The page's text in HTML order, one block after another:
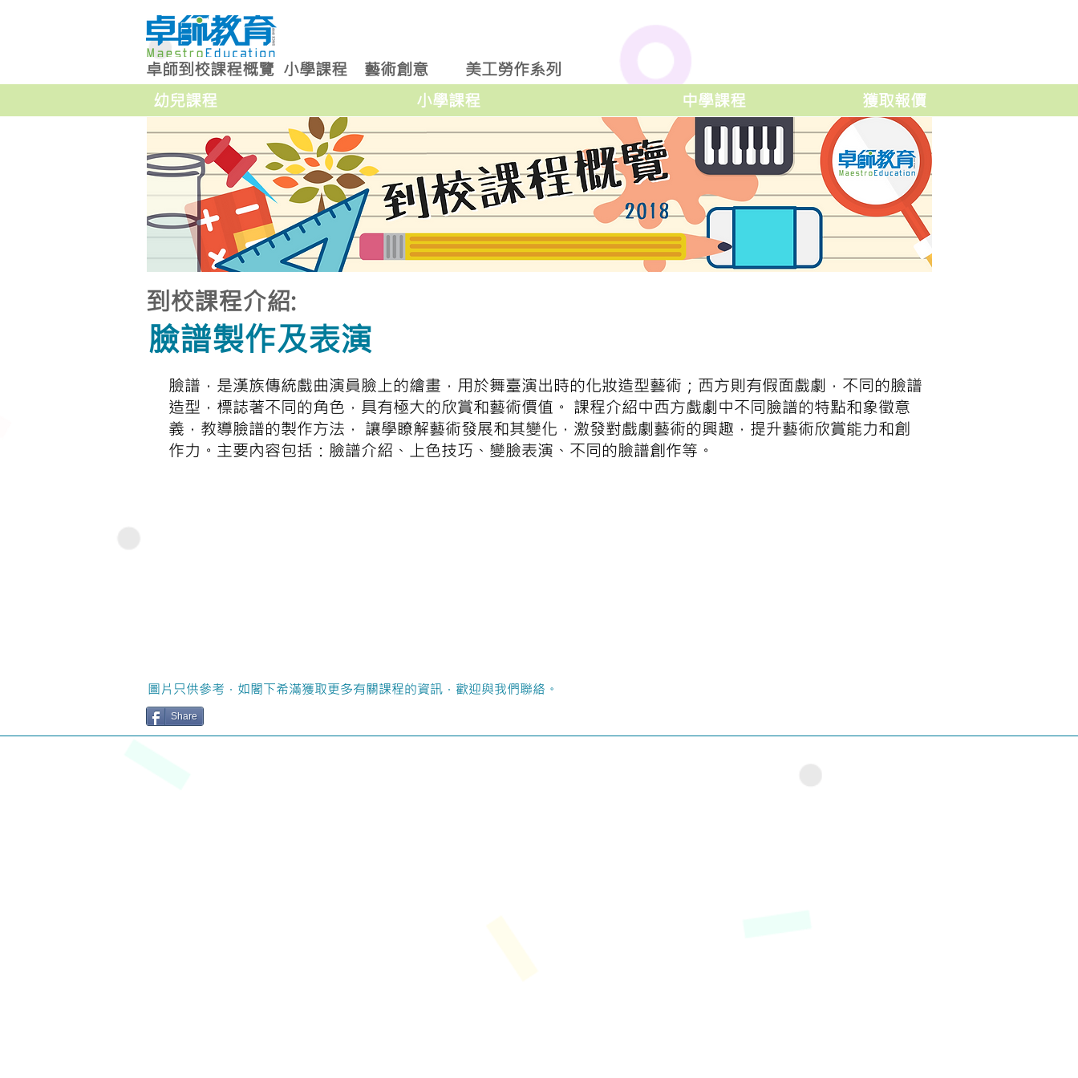
卓師到校課程概覽 小學課程 藝術創意
美工勞作系列
幼兒課程
小學課程 中學課程 獲取報價
到校課程介紹:
臉譜製作及表演
臉譜，是漢族傳統戲曲演員臉上的繪畫，用於舞臺演出時的化妝造型藝術；西方則有假面戲劇，不同的臉譜
造型，標誌著不同的角色，具有極大的欣賞和藝術價值。 課程介紹中西方戲劇中不同臉譜的特點和象徵意
義，教導臉譜的製作方法， 讓學瞭解藝術發展和其變化，激發對戲劇藝術的興趣，提升藝術欣賞能力和創
作力。主要內容包括：臉譜介紹、上色技巧、變臉表演、不同的臉譜創作等。
圖片只供參考，如閣下希滿獲取更多有關課程的資訊，歡迎與我們聯絡。
Share